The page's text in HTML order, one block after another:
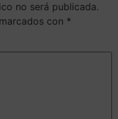
no será publicada.
con *